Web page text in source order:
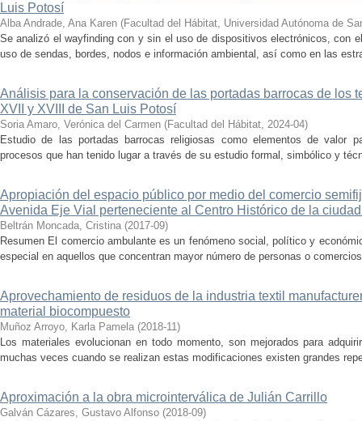
Luis Potosí
Alba Andrade, Ana Karen (Facultad del Hábitat, Universidad Autónoma de
Se analizó el wayfinding con y sin el uso de dispositivos electrónicos, con
uso de sendas, bordes, nodos e información ambiental, así como en las
Análisis para la conservación de las portadas barrocas de los
XVII y XVIII de San Luis Potosí
Soria Amaro, Verónica del Carmen (Facultad del Hábitat, 2024-04)
Estudio de las portadas barrocas religiosas como elementos de valor
procesos que han tenido lugar a través de su estudio formal, simbólico y
Apropiación del espacio público por medio del comercio
Avenida Eje Vial perteneciente al Centro Histórico de la
Beltrán Moncada, Cristina (2017-09)
Resumen El comercio ambulante es un fenómeno social, político y
especial en aquellos que concentran mayor número de personas o
Aprovechamiento de residuos de la industria textil
material biocompuesto
Muñoz Arroyo, Karla Pamela (2018-11)
Los materiales evolucionan en todo momento, son mejorados para
muchas veces cuando se realizan estas modificaciones existen grandes
Aproximación a la obra microinterválica de Julián Carrillo
Galván Cázares, Gustavo Alfonso (2018-09)